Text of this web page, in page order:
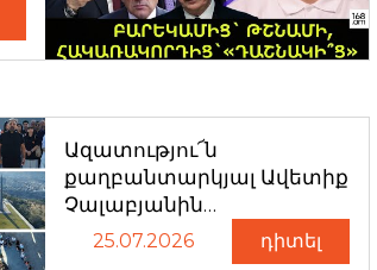
Ազատությու՜ն
քաղբանտարկյալ Ավետիք
Չալաբյանին…
25.07.2026 դիտել